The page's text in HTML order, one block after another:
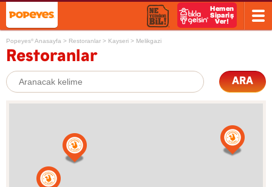
Popeyes® Anasayfa > Restoranlar > Kayseri > Melikgazi
Restoranlar
ARA